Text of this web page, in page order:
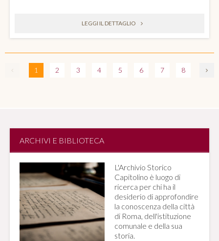
LEGGI IL DETTAGLIO
1 2 3 4 5 6 7 8
ARCHIVI E BIBLIOTECA
L'Archivio Storico
Capitolino è luogo di
ricerca per chi ha il
desiderio di approfondire
la conoscenza della città
di Roma, dell'istituzione
comunale e della sua
storia.